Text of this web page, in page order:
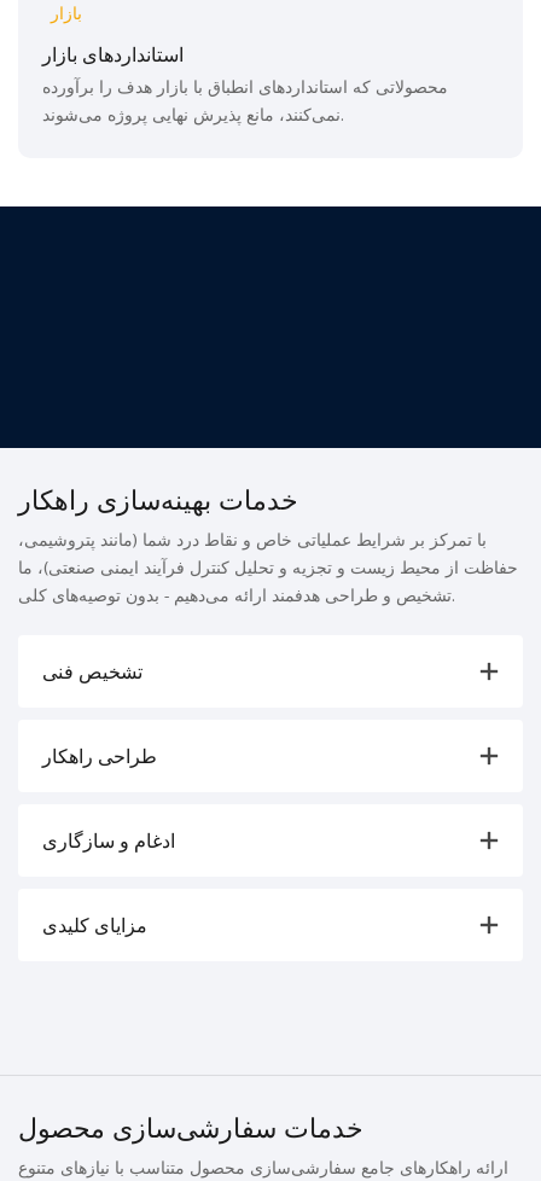
استانداردهای بازار
محصولاتی که استانداردهای انطباق با بازار هدف را برآورده
نمی‌کنند، مانع پذیرش نهایی پروژه می‌شوند.
خدمات بهینه‌سازی راهکار
با تمرکز بر شرایط عملیاتی خاص و نقاط درد شما (مانند پتروشیمی،
حفاظت از محیط زیست و تجزیه و تحلیل کنترل فرآیند ایمنی صنعتی)، ما
تشخیص و طراحی هدفمند ارائه می‌دهیم - بدون توصیه‌های کلی.
تشخیص فنی
طراحی راهکار
ادغام و سازگاری
مزایای کلیدی
خدمات سفارشی‌سازی محصول
ارائه راهکارهای جامع سفارشی‌سازی محصول متناسب با نیازهای متنوع